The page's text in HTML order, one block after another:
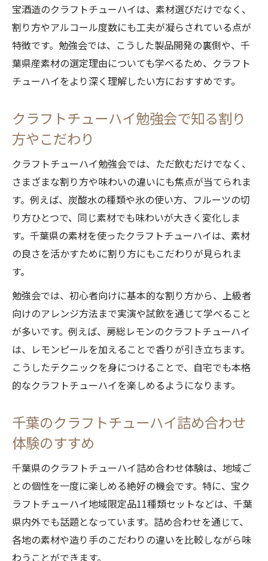
う場
人脈交流で広がるクラフトチューハイの世
界
クラフトチューハイを囲んで交流の輪を広
千葉のクラフトチューハイ文化の奥深さを
知る
地域限定クラフトチューハイで繋がる学びの場
案内
地域限定クラフトチューハイで学びの場を
発見
千葉のクラフトチューハイで繋がる交流会
の魅力
地元限定クラフトチューハイを知るセミナ
ー参加法
クラフトチューハイを通じた学びと交流の
コツ
宝酒造のクラフトチューハイは、素材選びだけでなく、
割り方やアルコール度数にも工夫が凝らされている点が
特徴です。勉強会では、こうした製品開発の裏側や、千
葉県産素材の選定理由についても学べるため、クラフト
チューハイをより深く理解したい方におすすめです。
クラフトチューハイ勉強会で知る割り
方やこだわり
クラフトチューハイ勉強会では、ただ飲むだけでなく、
さまざまな割り方や味わいの違いにも焦点が当てられま
す。例えば、炭酸水の種類や氷の使い方、フルーツの切
り方ひとつで、同じ素材でも味わいが大きく変化しま
す。千葉県の素材を使ったクラフトチューハイは、素材
の良さを活かすために割り方にもこだわりが見られま
す。
勉強会では、初心者向けに基本的な割り方から、上級者
向けのアレンジ方法まで実演や試飲を通じて学べること
が多いです。例えば、房総レモンのクラフトチューハイ
は、レモンピールを加えることで香りが引き立ちます。
こうしたテクニックを身につけることで、自宅でも本格
的なクラフトチューハイを楽しめるようになります。
千葉のクラフトチューハイ詰め合わせ
体験のすすめ
千葉県のクラフトチューハイ詰め合わせ体験は、地域ご
との個性を一度に楽しめる絶好の機会です。特に、宝ク
ラフトチューハイ地域限定品11種類セットなどは、千葉
県内外でも話題となっています。詰め合わせを通じて、
各地の素材や造り手のこだわりの違いを比較しながら味
わうことができます。